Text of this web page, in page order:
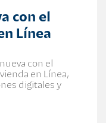
con el
Línea
con el
en Línea,
digitales y